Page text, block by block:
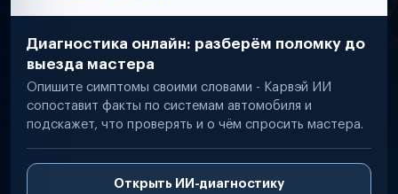
Диагностика онлайн: разберём поломку до
выезда мастера
Опишите симптомы своими словами - Карвэй ИИ
сопоставит факты по системам автомобиля и
подскажет, что проверять и о чём спросить мастера.
Открыть ИИ-диагностику